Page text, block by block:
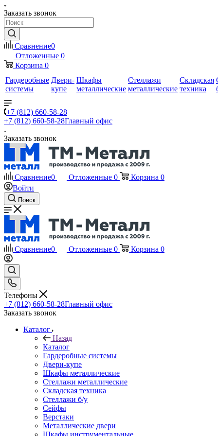
Заказать звонок
Сравнение0
Отложенные 0
Корзина 0
Гардеробные
системы
Двери-
купе
Шкафы
металлические
Стеллажи
металлические
Складская
техника
+7 (812) 660-58-28
+7 (812) 660-58-28Главный офис
Заказать звонок
Сравнение0 Отложенные 0 Корзина 0
Войти
Поиск
Сравнение0 Отложенные 0 Корзина 0
Телефоны
+7 (812) 660-58-28Главный офис
Заказать звонок
Каталог
Назад
Каталог
Гардеробные системы
Двери-купе
Шкафы металлические
Стеллажи металлические
Складская техника
Стеллажи б/у
Сейфы
Верстаки
Металлические двери
Шкафы инструментальные